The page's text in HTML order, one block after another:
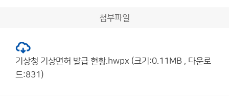
첨부파일
기상청 기상면허 발급 현황.hwpx (크기:0.11MB , 다운로
드:831)